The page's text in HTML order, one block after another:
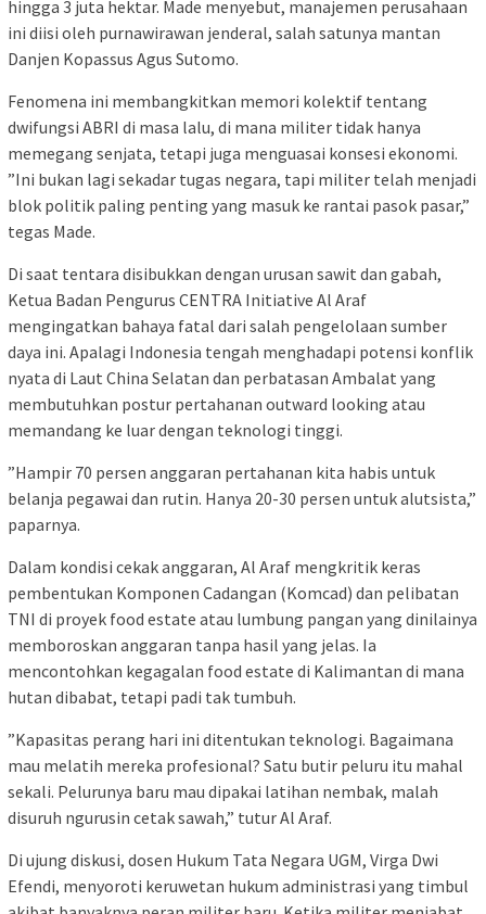
hingga 3 juta hektar. Made menyebut, manajemen perusahaan
ini diisi oleh purnawirawan jenderal, salah satunya mantan
Danjen Kopassus Agus Sutomo.
Fenomena ini membangkitkan memori kolektif tentang
dwifungsi ABRI di masa lalu, di mana militer tidak hanya
memegang senjata, tetapi juga menguasai konsesi ekonomi.
”Ini bukan lagi sekadar tugas negara, tapi militer telah menjadi
blok politik paling penting yang masuk ke rantai pasok pasar,”
tegas Made.
Di saat tentara disibukkan dengan urusan sawit dan gabah,
Ketua Badan Pengurus CENTRA Initiative Al Araf
mengingatkan bahaya fatal dari salah pengelolaan sumber
daya ini. Apalagi Indonesia tengah menghadapi potensi konflik
nyata di Laut China Selatan dan perbatasan Ambalat yang
membutuhkan postur pertahanan outward looking atau
memandang ke luar dengan teknologi tinggi.
”Hampir 70 persen anggaran pertahanan kita habis untuk
belanja pegawai dan rutin. Hanya 20-30 persen untuk alutsista,”
paparnya.
Dalam kondisi cekak anggaran, Al Araf mengkritik keras
pembentukan Komponen Cadangan (Komcad) dan pelibatan
TNI di proyek food estate atau lumbung pangan yang dinilainya
memboroskan anggaran tanpa hasil yang jelas. Ia
mencontohkan kegagalan food estate di Kalimantan di mana
hutan dibabat, tetapi padi tak tumbuh.
”Kapasitas perang hari ini ditentukan teknologi. Bagaimana
mau melatih mereka profesional? Satu butir peluru itu mahal
sekali. Pelurunya baru mau dipakai latihan nembak, malah
disuruh ngurusin cetak sawah,” tutur Al Araf.
Di ujung diskusi, dosen Hukum Tata Negara UGM, Virga Dwi
Efendi, menyoroti keruwetan hukum administrasi yang timbul